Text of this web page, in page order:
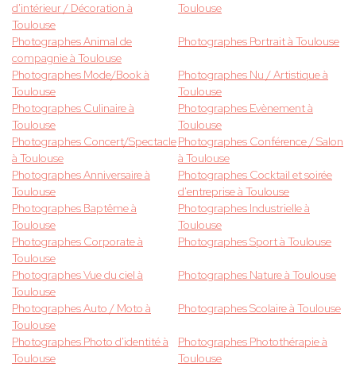
d'intérieur / Décoration à
Toulouse
Toulouse
Photographes Animal de
compagnie à Toulouse
Photographes Portrait à Toulouse
Photographes Mode/Book à
Toulouse
Photographes Nu / Artistique à
Toulouse
Photographes Culinaire à
Toulouse
Photographes Evènement à
Toulouse
Photographes Concert/Spectacle
à Toulouse
Photographes Conférence / Salon
à Toulouse
Photographes Anniversaire à
Toulouse
Photographes Cocktail et soirée
d'entreprise à Toulouse
Photographes Baptême à
Toulouse
Photographes Industrielle à
Toulouse
Photographes Corporate à
Toulouse
Photographes Sport à Toulouse
Photographes Vue du ciel à
Toulouse
Photographes Nature à Toulouse
Photographes Auto / Moto à
Toulouse
Photographes Scolaire à Toulouse
Photographes Photo d'identité à
Toulouse
Photographes Photothérapie à
Toulouse